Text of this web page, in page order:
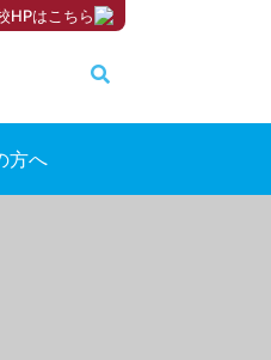
HPはこちら
方へ